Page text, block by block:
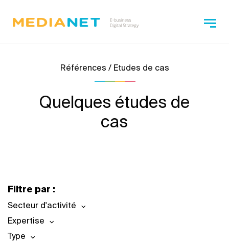
Références / Etudes de cas
Quelques études de
cas
Filtre par :
Secteur d'activité
Expertise
Type